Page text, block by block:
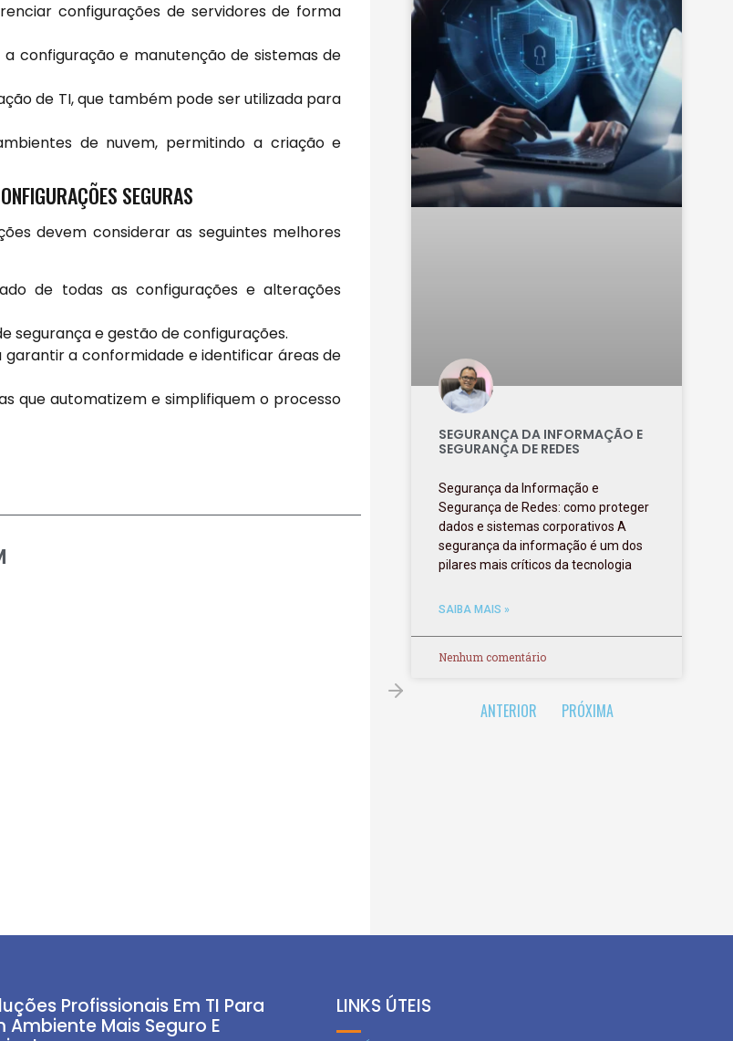
configurações de servidores de forma
configuração e manutenção de sistemas de
de TI, que também pode ser utilizada para
de nuvem, permitindo a criação e
SEGURAS
devem considerar as seguintes melhores
de todas as configurações e alterações
segurança e gestão de configurações.
a conformidade e identificar áreas de
que automatizem e simplifiquem o processo
SEGURANÇA DA INFORMAÇÃO E
SEGURANÇA DE REDES
Segurança da Informação e
Segurança de Redes: como proteger
dados e sistemas corporativos A
segurança da informação é um dos
pilares mais críticos da tecnologia
SAIBA MAIS »
Nenhum comentário
ANTERIOR PRÓXIMA
Profissionais Em TI Para
Ambiente Mais Seguro E
LINKS ÚTEIS